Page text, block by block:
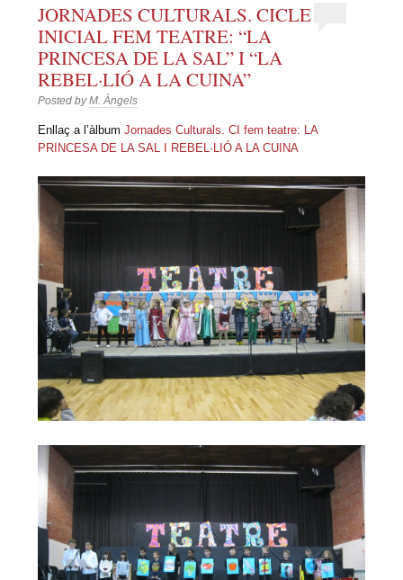
JORNADES CULTURALS. CICLE
INICIAL FEM TEATRE: “LA
PRINCESA DE LA SAL” I “LA
REBEL·LIÓ A LA CUINA”
Posted byM. Àngels
Enllaç a l’àlbumJornades Culturals. CI fem teatre: LA
PRINCESA DE LA SAL I REBEL·LIÓ A LA CUINA